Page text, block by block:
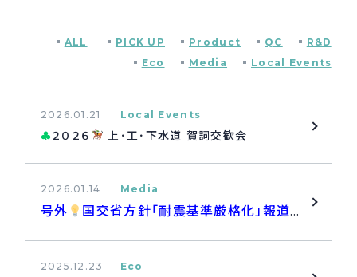
お問い合わせ
ALL PICK UP Product QC
R&D
Eco
Media Local Events
2026.01.21 Local Events
♣２０２６ 上･工･下水道 賀詞交歓会
2026.01.14 Media
号外 国交省方針「耐震基準厳格化」報道を受けて —日本ニューロンの対応方針
2025.12.23 Eco